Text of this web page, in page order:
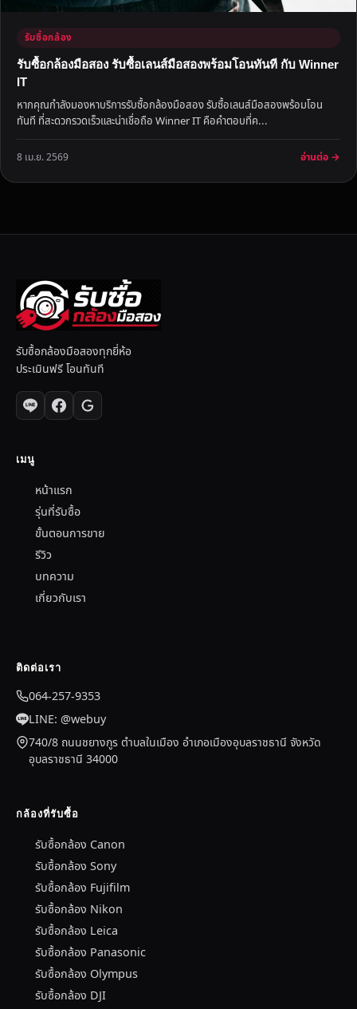
รับซื้อกล้อง
รับซื้อกล้องมือสอง รับซื้อเลนส์มือสองพร้อมโอนทันที กับ Winner
IT
หากคุณกำลังมองหาบริการรับซื้อกล้องมือสอง รับซื้อเลนส์มือสองพร้อมโอน
ทันที ที่สะดวกรวดเร็วและน่าเชื่อถือ Winner IT คือคำตอบที่ค...
8 เม.ย. 2569 อ่านต่อ →
รับซื้อกล้องมือสองทุกยี่ห้อ
ประเมินฟรี โอนทันที
เมนู
หน้าแรก
รุ่นที่รับซื้อ
ขั้นตอนการขาย
รีวิว
บทความ
เกี่ยวกับเรา
ติดต่อเรา
064-257-9353
LINE: @webuy
740/8 ถนนชยางกูร ตำบลในเมือง อำเภอเมืองอุบลราชธานี จังหวัด
อุบลราชธานี 34000
กล้องที่รับซื้อ
รับซื้อกล้อง Canon
รับซื้อกล้อง Sony
รับซื้อกล้อง Fujifilm
รับซื้อกล้อง Nikon
รับซื้อกล้อง Leica
รับซื้อกล้อง Panasonic
รับซื้อกล้อง Olympus
รับซื้อกล้อง DJI